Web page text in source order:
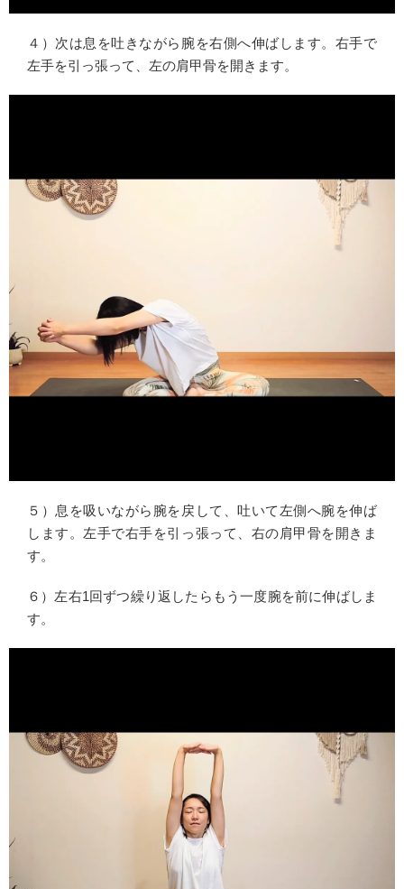
４）次は息を吐きながら腕を右側へ伸ばします。右手で
左手を引っ張って、左の肩甲骨を開きます。
５）息を吸いながら腕を戻して、吐いて左側へ腕を伸ば
します。左手で右手を引っ張って、右の肩甲骨を開きま
す。
６）左右1回ずつ繰り返したらもう一度腕を前に伸ばしま
す。